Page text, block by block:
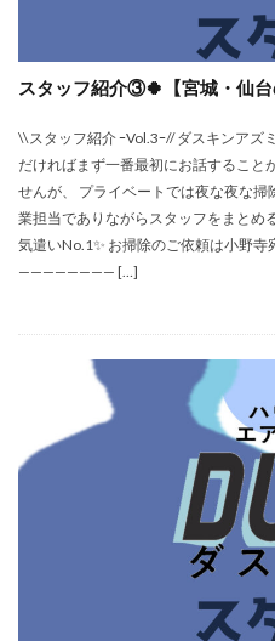
スタッフ紹介③🍀【宮城・仙台
\\スタッフ紹介 ｰVol.3ｰ// ダスキンアズ
だければまず一番最初にお話すること
せんが、 プライベートでは夜な夜な
業担当でありながらスタッフをまとめ
気遣いNo.1✨ お掃除のご依頼は小野
———————— […]